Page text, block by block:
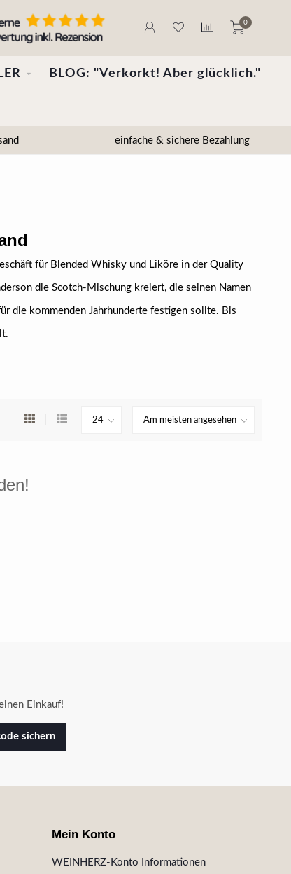
0
BLOG: "Verkorkt! Aber glücklich."
einfache & sichere Bezahlung
für Blended Whisky und Liköre in der Quality
die Scotch-Mischung kreiert, die seinen Namen
die kommenden Jahrhunderte festigen sollte. Bis
Einkauf!
sichern
Mein Konto
WEINHERZ-Konto Informationen